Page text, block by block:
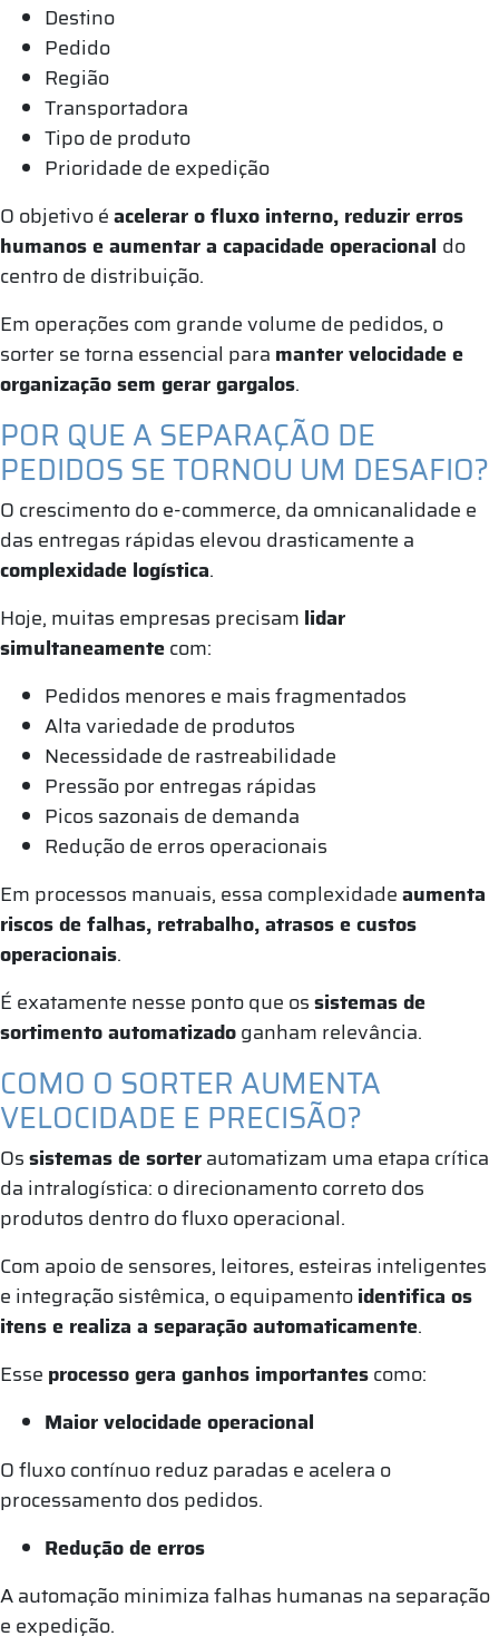
Destino
Pedido
Região
Transportadora
Tipo de produto
Prioridade de expedição
O objetivo éacelerar o fluxo interno, reduzir erros
humanos e aumentar a capacidade operacional do
centro de distribuição.
Em operações com grande volume de pedidos, o
sorter se torna essencial para manter velocidade e
organização sem gerar gargalos.
POR QUE A SEPARAÇÃO DE
PEDIDOS SE TORNOU UM DESAFIO?
O crescimento do e-commerce, da omnicanalidade e
das entregas rápidas elevou drasticamente a
complexidade logística.
Hoje, muitas empresas precisam lidar
simultaneamentecom:
Pedidos menores e mais fragmentados
Alta variedade de produtos
Necessidade de rastreabilidade
Pressão por entregas rápidas
Picos sazonais de demanda
Redução de erros operacionais
Em processos manuais, essa complexidadeaumenta
riscos de falhas, retrabalho, atrasos e custos
operacionais.
É exatamente nesse ponto que ossistemas de
sortimento automatizadoganham relevância.
COMO O SORTER AUMENTA
VELOCIDADE E PRECISÃO?
Ossistemas de sorterautomatizam uma etapa crítica
da intralogística: o direcionamento correto dos
produtos dentro do fluxo operacional.
Com apoio de sensores, leitores, esteiras inteligentes
e integração sistêmica, o equipamentoidentifica os
itens e realiza a separação automaticamente.
Esse processo gera ganhos importantescomo:
Maior velocidade operacional
O fluxo contínuo reduz paradas e acelera o
processamento dos pedidos.
Redução de erros
A automação minimiza falhas humanas na separação
e expedição.